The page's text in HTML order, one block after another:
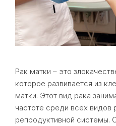
Рак матки – это
которое развивается из
матки. Этот вид рака
частоте среди всех видов
репродуктивной системы.